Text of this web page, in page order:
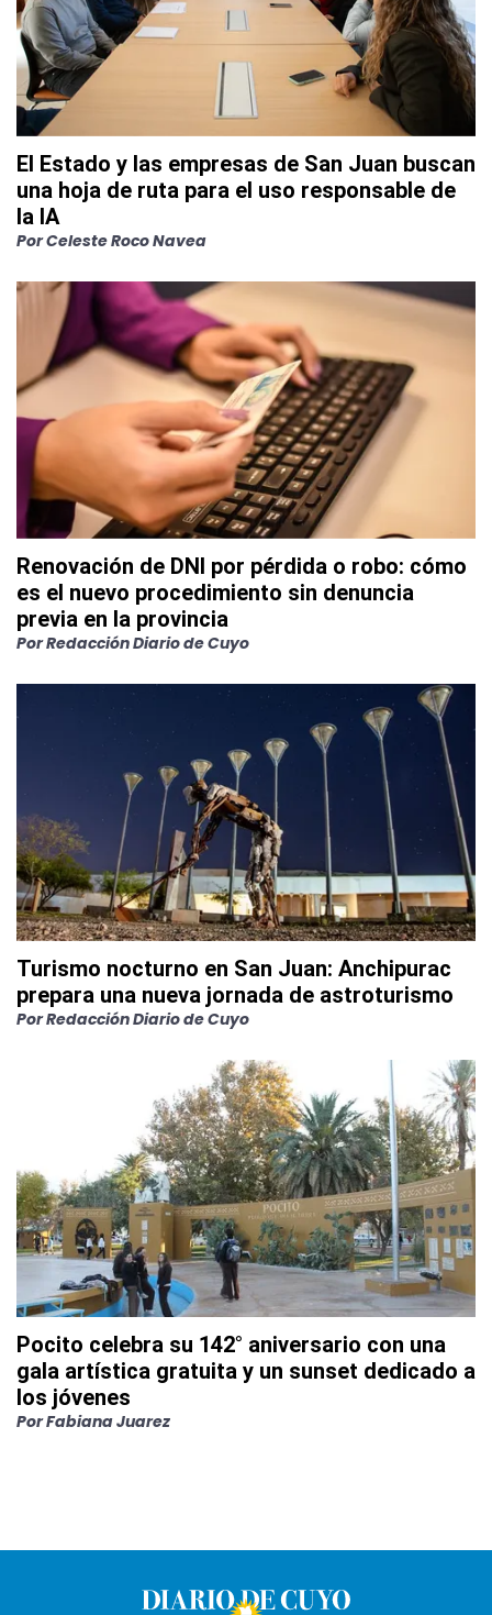
El Estado y las empresas de San Juan buscan
una hoja de ruta para el uso responsable de
la IA
PorCeleste Roco Navea
Renovación de DNI por pérdida o robo: cómo
es el nuevo procedimiento sin denuncia
previa en la provincia
PorRedacción Diario de Cuyo
Turismo nocturno en San Juan: Anchipurac
prepara una nueva jornada de astroturismo
PorRedacción Diario de Cuyo
Pocito celebra su 142° aniversario con una
gala artística gratuita y un sunset dedicado a
los jóvenes
PorFabiana Juarez